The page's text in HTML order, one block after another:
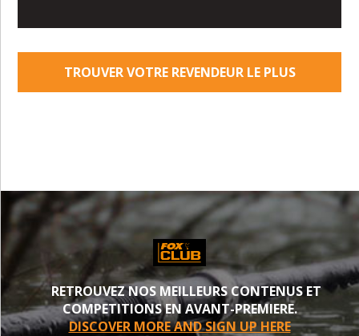
TROUVER VOTRE REVENDEUR LE PLUS
RETROUVEZ NOS MEILLEURS CONTENUS ET
COMPETITIONS EN AVANT-PREMIERE.
DISCOVER MORE AND SIGN UP HERE